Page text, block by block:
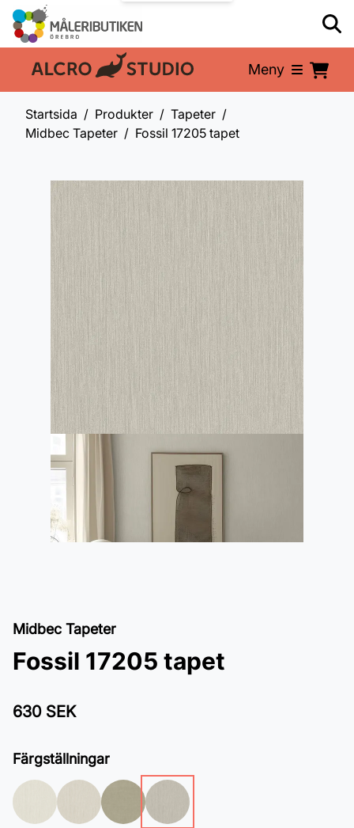
En del av: Meny
Startsida Produkter
Tapeter
Midbec Tapeter
Fossil 17205 tapet
Midbec Tapeter
Fossil 17205 tapet
630 SEK
Färgställningar